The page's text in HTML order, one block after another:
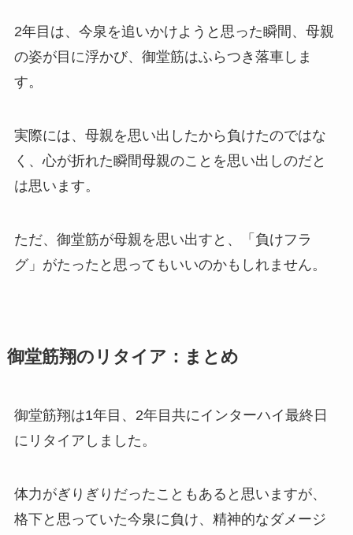
2年目は、今泉を追いかけようと思った瞬間、母親
の姿が目に浮かび、御堂筋はふらつき落車しま
す。
実際には、母親を思い出したから負けたのではな
く、心が折れた瞬間母親のことを思い出しのだと
は思います。
ただ、御堂筋が母親を思い出すと、「負けフラ
グ」がたったと思ってもいいのかもしれません。
御堂筋翔のリタイア：まとめ
御堂筋翔は1年目、2年目共にインターハイ最終日
にリタイアしました。
体力がぎりぎりだったこともあると思いますが、
格下と思っていた今泉に負け、精神的なダメージ